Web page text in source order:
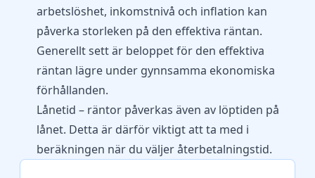
arbetslöshet, inkomstnivå och inflation kan
påverka storleken på den effektiva räntan.
Generellt sett är beloppet för den effektiva
räntan lägre under gynnsamma ekonomiska
förhållanden.
Lånetid – räntor påverkas även av löptiden på
lånet. Detta är därför viktigt att ta med i
beräkningen när du väljer återbetalningstid.